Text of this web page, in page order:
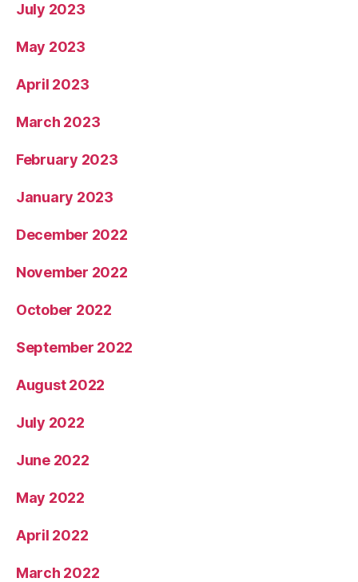
July 2023
May 2023
April 2023
March 2023
February 2023
January 2023
December 2022
November 2022
October 2022
September 2022
August 2022
July 2022
June 2022
May 2022
April 2022
March 2022